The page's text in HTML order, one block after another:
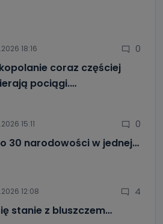
18:16 0
coraz częściej
pociągi.…
15:11 0
30 narodowości w jednej…
12:08 4
stanie z bluszczem…